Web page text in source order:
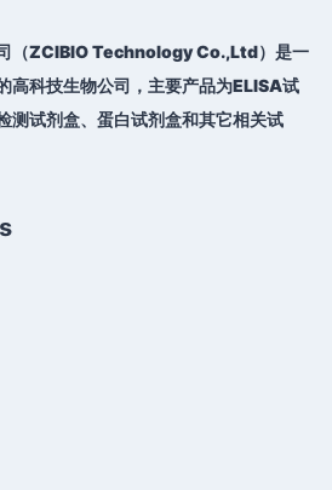
司（ZCIBIO Technology Co.,Ltd）是一
高科技生物公司，主要产品为ELISA试
测试剂盒、蛋白试剂盒和其它相关试